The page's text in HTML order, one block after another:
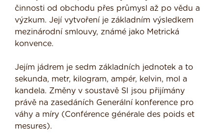
činnosti od obchodu přes průmysl až po vědu a
výzkum. Její vytvoření je základním výsledkem
mezinárodní smlouvy, známé jako Metrická
konvence.
Jejím jádrem je sedm základních jednotek a to
sekunda, metr, kilogram, ampér, kelvin, mol a
kandela. Změny v soustavě SI jsou přijímány
právě na zasedáních Generální konference pro
váhy a míry (Conférence générale des poids et
mesures).